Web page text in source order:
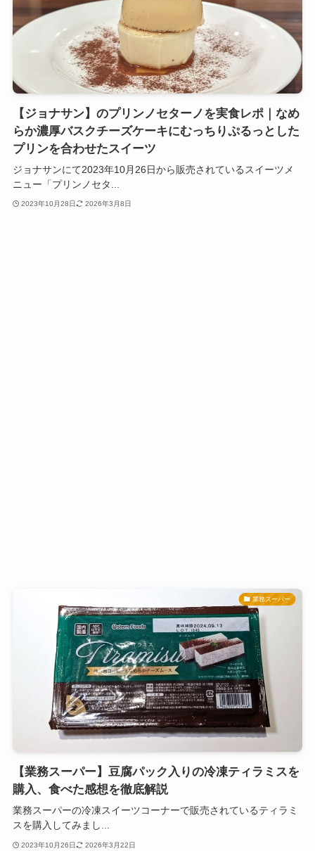
【ジョナサン】のプリンノセターノを実食レポ｜なめ
らか濃厚バスクチーズケーキにむっちりぷるっとした
プリンを合わせたスイーツ
ジョナサンにて2023年10月26日から販売されているスイーツメ
ニュー「プリンノセタ...
2023年10月28日 2026年3月8日
業務スーパー
【業務スーパー】豆腐パック入りの冷凍ティラミスを
購入、食べた感想を徹底解説
業務スーパーの冷凍スイーツコーナーで販売されているティラミ
スを購入してみまし...
2023年10月26日 2026年3月22日